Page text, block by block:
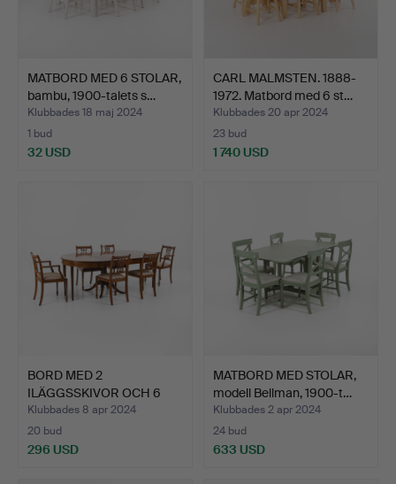
MATBORD MED 6 STOLAR,
bambu, 1900-talets s…
Klubbades 18 maj 2024
1 bud
32 USD
CARL MALMSTEN. 1888-
1972. Matbord med 6 st…
Klubbades 20 apr 2024
23 bud
1 740 USD
BORD MED 2
ILÄGGSSKIVOR OCH 6
STOLAR, Engl…
Klubbades 8 apr 2024
20 bud
296 USD
MATBORD MED STOLAR,
modell Bellman, 1900-t…
Klubbades 2 apr 2024
24 bud
633 USD